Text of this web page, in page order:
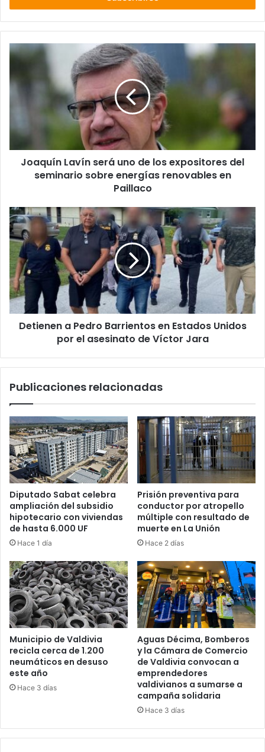
Joaquín
Lavín
uno
del
seminario
sobre
energías
Paillaco
Joaquín Lavín será uno de los expositores del
seminario sobre energías renovables en
Paillaco
Detienen
a
Pedro
Barrientos
en
Estados
Unidos
por
el
asesinato
Detienen a Pedro Barrientos en Estados Unidos
por el asesinato de Víctor Jara
Publicaciones relacionadas
Diputado Sabat celebra
ampliación del subsidio
hipotecario con viviendas
de hasta 6.000 UF
Hace 1 día
Prisión preventiva para
conductor por atropello
múltiple con resultado de
muerte en La Unión
Hace 2 días
Municipio de Valdivia
recicla cerca de 1.200
neumáticos en desuso
este año
Hace 3 días
Aguas Décima, Bomberos
y la Cámara de Comercio
de Valdivia convocan a
emprendedores
valdivianos a sumarse a
campaña solidaria
Hace 3 días